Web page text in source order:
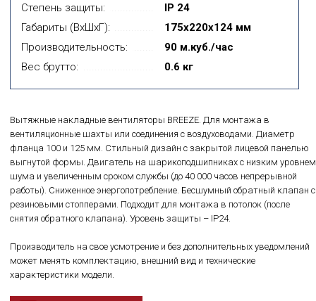
Степень защиты:
IP 24
Габариты (ВxШxГ):
175х220х124 мм
Производительность:
90 м.куб./час
Вес брутто:
0.6 кг
Вытяжные накладные вентиляторы BREEZE. Для монтажа в
вентиляционные шахты или соединения с воздуховодами. Диаметр
фланца 100 и 125 мм. Стильный дизайн с закрытой лицевой панелью
выгнутой формы. Двигатель на шарикоподшипниках с низким уровнем
шума и увеличенным сроком службы (до 40 000 часов непрерывной
работы). Сниженное энергопотребление. Бесшумный обратный клапан с
резиновыми стопперами. Подходит для монтажа в потолок (после
снятия обратного клапана). Уровень защиты – IP24.
Производитель на свое усмотрение и без дополнительных уведомлений
может менять комплектацию, внешний вид и технические
характеристики модели.